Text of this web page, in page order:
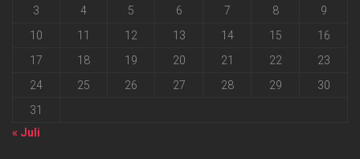
3
4 5 6 7 8
9
10
11 12 13 14 15
16
17
18 19 20 21 22
23
24
25 26 27 28 29
30
31
« Juli